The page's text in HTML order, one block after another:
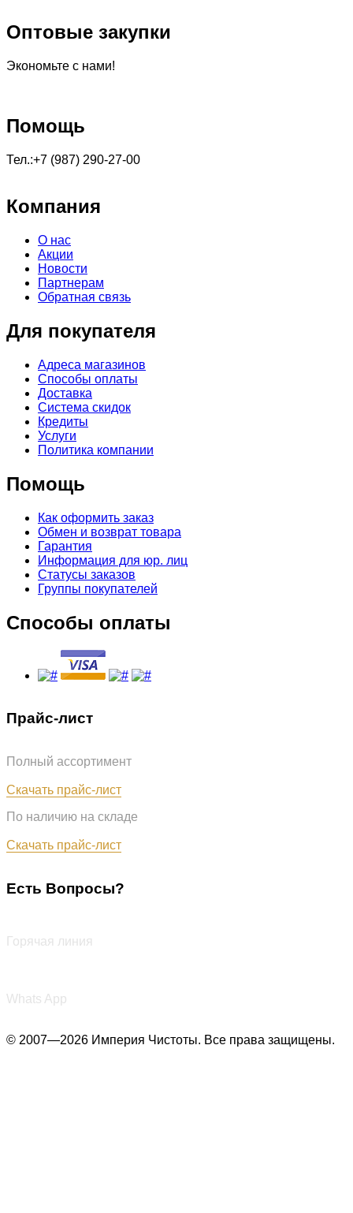
Оптовые закупки
Экономьте с нами!
Помощь
Тел.:+7 (987) 290-27-00
Компания
О нас
Акции
Новости
Партнерам
Обратная связь
Для покупателя
Адреса магазинов
Способы оплаты
Доставка
Система скидок
Кредиты
Услуги
Политика компании
Помощь
Как оформить заказ
Обмен и возврат товара
Гарантия
Информация для юр. лиц
Статусы заказов
Группы покупателей
Способы оплаты
Прайс-лист
Полный ассортимент
Скачать прайс-лист
По наличию на складе
Скачать прайс-лист
Есть Вопросы?
Горячая линия
Whats App
© 2007—2026 Империя Чистоты. Все права защищены.